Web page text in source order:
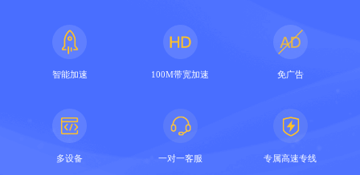
智能加速 100M带宽加速 免广告
多设备 一对一客服 专属高速专线